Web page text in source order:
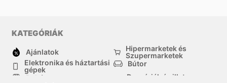
KATEGÓRIÁK
Ajánlatok
Hipermarketek és
Szupermarketek
Elektronika és háztartási
gépek
Bútor
Ruházat
Drogériák és illatszer-